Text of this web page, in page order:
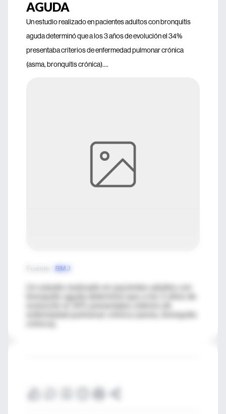
AGUDA
Un estudio realizado en pacientes adultos con bronquitis
aguda determinó que a los 3 años de evolución el 34%
presentaba criterios de enfermedad pulmonar crónica
(asma, bronquitis crónica)....
Fuente BMJ
enfermedad pulmonar crónica (asma, bronquitis